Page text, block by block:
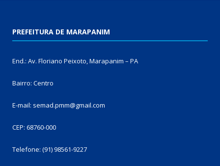
PREFEITURA DE MARAPANIM
End.: Av. Floriano Peixoto, Marapanim – PA
Bairro: Centro
E-mail: semad.pmm@gmail.com
CEP: 68760-000
Telefone: (91) 98561-9227